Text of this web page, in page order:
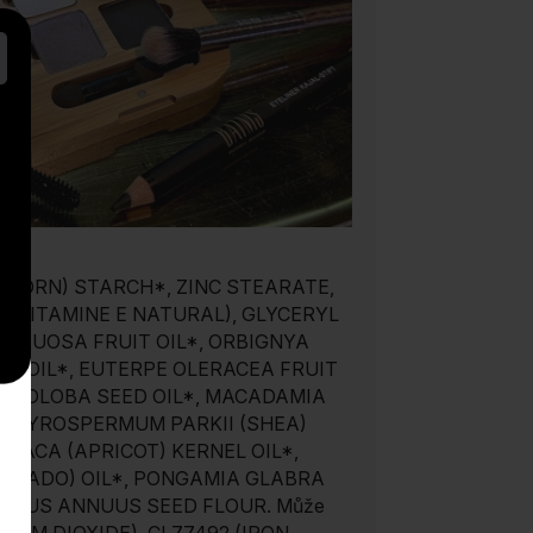
STARCH*, ZINC STEARATE,
E NATURAL), GLYCERYL
FRUIT OIL*, ORBIGNYA
OIL*, EUTERPE OLERACEA FRUIT
SEED OIL*, MACADAMIA
PARKII (SHEA)
(APRICOT) KERNEL OIL*,
OIL*, PONGAMIA GLABRA
ANNUUS SEED FLOUR. Může